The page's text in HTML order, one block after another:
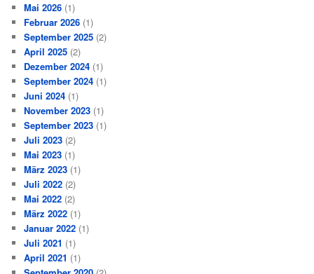
Mai 2026 (1)
Februar 2026 (1)
September 2025 (2)
April 2025 (2)
Dezember 2024 (1)
September 2024 (1)
Juni 2024 (1)
November 2023 (1)
September 2023 (1)
Juli 2023 (2)
Mai 2023 (1)
März 2023 (1)
Juli 2022 (2)
Mai 2022 (2)
März 2022 (1)
Januar 2022 (1)
Juli 2021 (1)
April 2021 (1)